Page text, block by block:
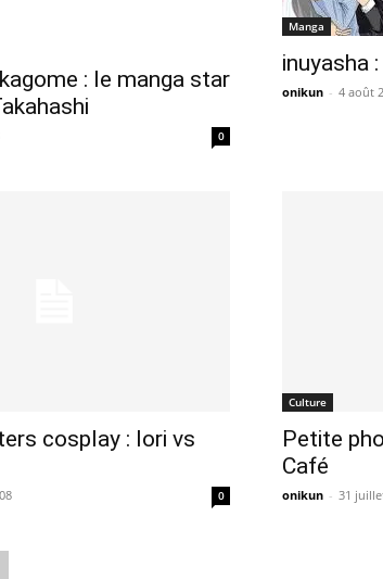
: le manga star
0
Manga
inuyasha
onikun - 4 août
cosplay : Iori vs
0
Culture
Petite
Café
onikun - 31